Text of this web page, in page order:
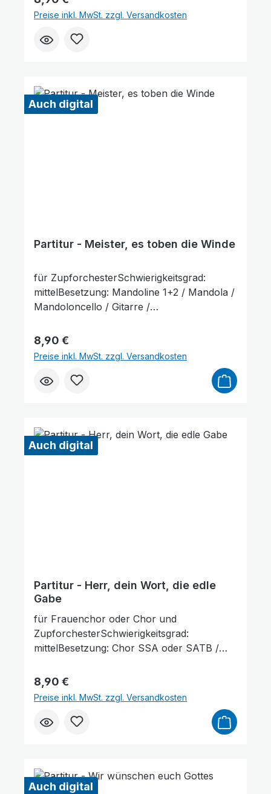
Gitarre / Kontrabass Lieferumfang: Partitur
Die Lieferzeit beträgt ca. 7-14 Werktage, da
dieser Artikel erst nach Bestellung gedruckt
Preise inkl. MwSt. zzgl. Versandkosten
Auch digital
Partitur - Meister, es toben die Winde
für ZupforchesterSchwierigkeitsgrad:
mittelBesetzung: Mandoline 1+2 / Mandola /
Mandoloncello / Gitarre /
Stimmenauszüge, Stimmenauszüge dürfen
als Kopiervorlage benutzt werden. Die
Lieferzeit beträgt ca. 7 Werktage, da dieser
Artikel erst nach Bestellung gedruckt wird.
Regulärer Preis:
8,90 €
Preise inkl. MwSt. zzgl. Versandkosten
Auch digital
Partitur - Herr, dein Wort, die edle
Gabe
für Frauenchor oder Chor und
ZupforchesterSchwierigkeitsgrad:
mittelBesetzung: Chor SSA oder SATB /
KontrabassLieferumfang: Partitur und
Stimmenauszüge, Stimmenauszüge dürfen
als Kopiervorlage verwendet werden. Die
Lieferzeit beträgt ca. 7 Werktage, da dieser
Artikel erst nach Bestellung gedruckt wird.
Regulärer Preis:
8,90 €
Preise inkl. MwSt. zzgl. Versandkosten
Auch digital